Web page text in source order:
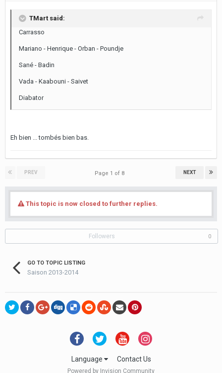
TMart said:
Carrasso
Mariano - Henrique - Orban - Poundje
Sané - Badin
Vada - Kaabouni - Saivet
Diabator
Eh bien ... tombés bien bas.
PREV NEXT
Page 1 of 8
This topic is now closed to further replies.
Followers 0
GO TO TOPIC LISTING
Saison 2013-2014
Language Contact Us
Powered by Invision Community